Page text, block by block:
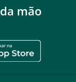
mão